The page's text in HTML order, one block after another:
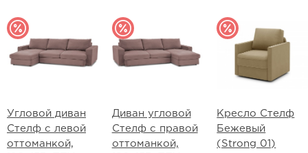
Угловой диван
Стелф с левой
оттоманкой,
Диван угловой
Стелф с правой
оттоманкой,
Кресло Стелф
Бежевый
(Strong 01)